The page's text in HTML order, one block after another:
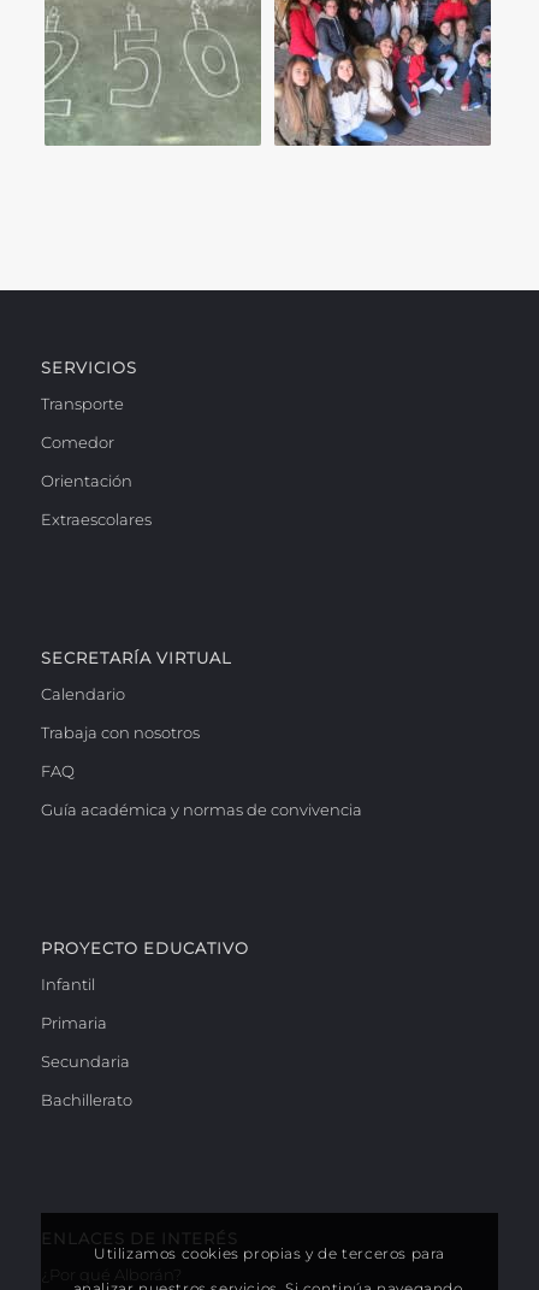
SERVICIOS
Transporte
Comedor
Orientación
Extraescolares
SECRETARÍA VIRTUAL
Calendario
Trabaja con nosotros
FAQ
Guía académica y normas de convivencia
PROYECTO EDUCATIVO
Infantil
Primaria
Secundaria
Bachillerato
ENLACES DE INTERÉS
¿Por qué Alborán?
Utilizamos cookies propias y de terceros para